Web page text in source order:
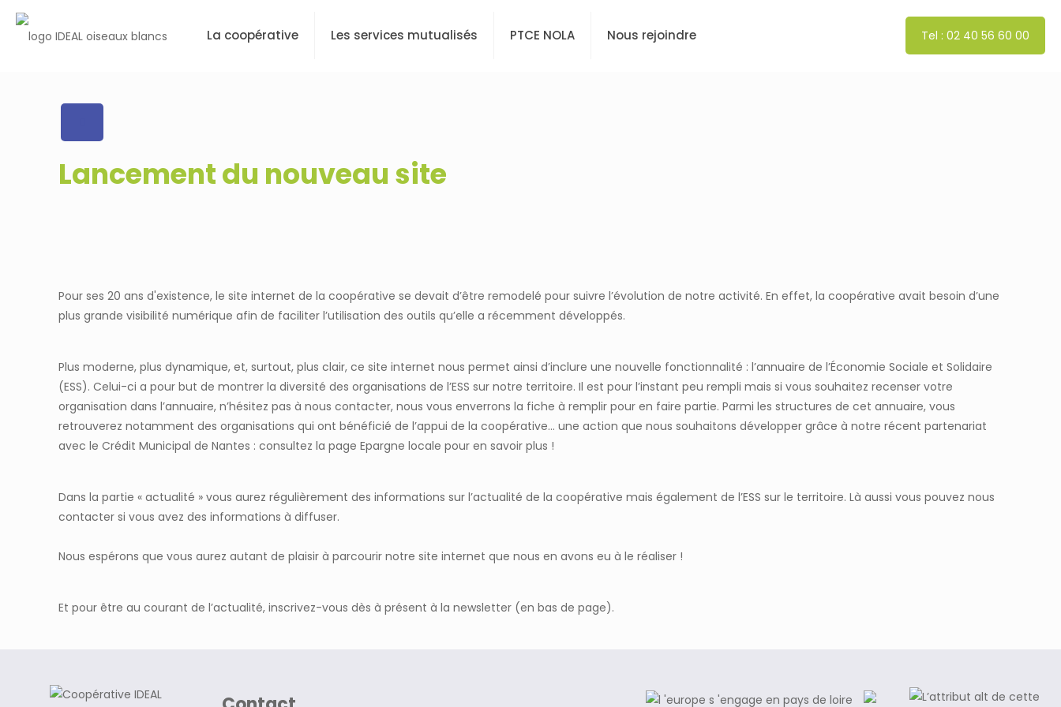
La coopérative Les services mutualisés PTCE NOLA Nous rejoindre Tel : 02 40 56 60 00
Lancement du nouveau site
Pour ses 20 ans d'existence, le site internet de la coopérative se devait d’être remodelé pour suivre l’évolution de notre activité. En effet, la coopérative avait besoin d’une
plus grande visibilité numérique afin de faciliter l’utilisation des outils qu’elle a récemment développés.
Plus moderne, plus dynamique, et, surtout, plus clair, ce site internet nous permet ainsi d’inclure une nouvelle fonctionnalité : l’annuaire de l’Économie Sociale et Solidaire
(ESS). Celui-ci a pour but de montrer la diversité des organisations de l’ESS sur notre territoire. Il est pour l’instant peu rempli mais si vous souhaitez recenser votre
organisation dans l’annuaire, n’hésitez pas à nous contacter, nous vous enverrons la fiche à remplir pour en faire partie. Parmi les structures de cet annuaire, vous
retrouverez notamment des organisations qui ont bénéficié de l’appui de la coopérative... une action que nous souhaitons développer grâce à notre récent partenariat
avec le Crédit Municipal de Nantes : consultez la page Epargne locale pour en savoir plus !
Dans la partie « actualité » vous aurez régulièrement des informations sur l’actualité de la coopérative mais également de l’ESS sur le territoire. Là aussi vous pouvez nous
contacter si vous avez des informations à diffuser.
Nous espérons que vous aurez autant de plaisir à parcourir notre site internet que nous en avons eu à le réaliser !
Et pour être au courant de l’actualité, inscrivez-vous dès à présent à la newsletter (en bas de page).